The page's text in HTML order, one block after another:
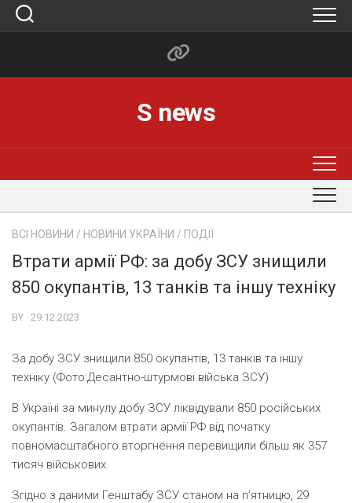
Skip
S news
ВСІ НОВИНИ / НОВИНИ УКРАЇНИ / ПОДІЇ
Втрати армії РФ: за добу ЗСУ знищили
850 окупантів, 13 танків та іншу техніку
BY · 29.12.2023
За добу ЗСУ знищили 850 окупантів, 13 танків та іншу
техніку (Фото:Десантно-штурмові війська ЗСУ)
В Україні за минулу добу ЗСУ ліквідували 850 російських
окупантів. Загалом втрати армії РФ від початку
повномасштабного вторгнення перевищили більш як 357
тисяч військових.
Згідно з даними Генштабу ЗСУ станом на п’ятницю, 29